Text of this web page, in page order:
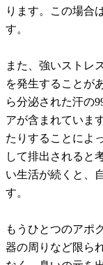
ります。この場合
す。
また、強いストレ
を発生することが
ら分泌された汗の
アが含まれていま
たりすることによ
して排出されると
い生活が続くと、
す。
もうひとつのアポ
器の周りなど限ら